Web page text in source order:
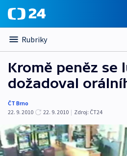
Rubriky
Kromě peněz se
dožadoval
ČT Brno
22. 9. 2010
22. 9. 2010 | Zdroj: ČT24